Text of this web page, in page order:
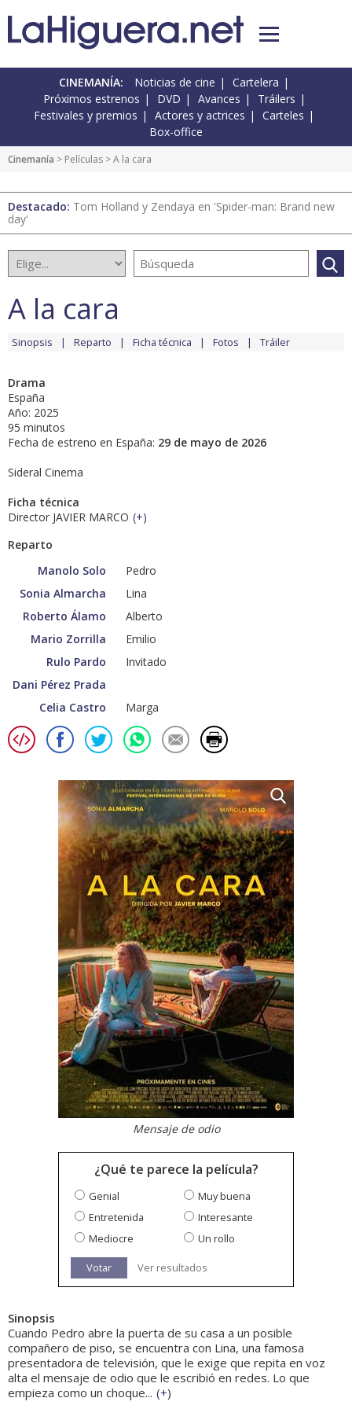
CINEMANÍA: Noticias de cine
Cartelera
Próximos estrenos
DVD Avances
Tráilers
Festivales y premios
Actores y actrices
Carteles
Box-office
Cinemanía > Películas > A la cara
Destacado: Tom Holland y Zendaya en 'Spider-man: Brand new
day'
A la cara
Sinopsis Reparto Ficha técnica Fotos Tráiler
Drama
España
Año: 2025
95 minutos
Fecha de estreno en España: 29 de mayo de 2026
Sideral Cinema
Ficha técnica
Director JAVIER MARCO (+)
Reparto
Manolo Solo
Pedro
Sonia Almarcha
Lina
Roberto Álamo
Alberto
Mario Zorrilla
Emilio
Rulo Pardo
Invitado
Dani Pérez Prada
Celia Castro
Marga
Mensaje de odio
¿Qué te parece la película?
Genial
Muy buena
Entretenida
Interesante
Mediocre
Un rollo
Votar Ver resultados
Sinopsis
Cuando Pedro abre la puerta de su casa a un posible
compañero de piso, se encuentra con Lina, una famosa
presentadora de televisión, que le exige que repita en voz
alta el mensaje de odio que le escribió en redes. Lo que
empieza como un choque... (+)